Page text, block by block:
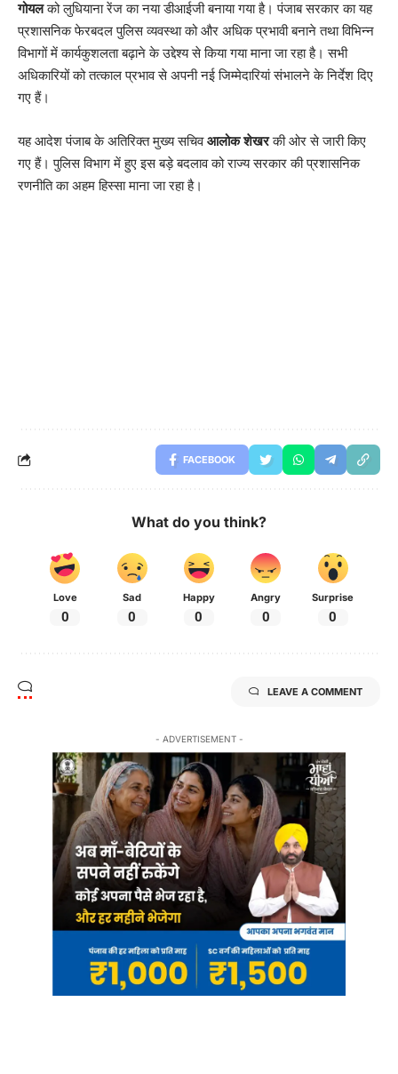
गोयलको लुधियाना रेंज का नया डीआईजी बनाया गया है। पंजाब सरकार का यह
प्रशासनिक फेरबदल पुलिस व्यवस्था को और अधिक प्रभावी बनाने तथा विभिन्न
विभागों में कार्यकुशलता बढ़ाने के उद्देश्य से किया गया माना जा रहा है। सभी
अधिकारियों को तत्काल प्रभाव से अपनी नई जिम्मेदारियां संभालने के निर्देश दिए
गए हैं।
यह आदेश पंजाब के अतिरिक्त मुख्य सचिवआलोक शेखरकी ओर से जारी किए
गए हैं। पुलिस विभाग में हुए इस बड़े बदलाव को राज्य सरकार की प्रशासनिक
रणनीति का अहम हिस्सा माना जा रहा है।
FACEBOOK
What do you think?
Love
0
Sad
0
Happy
0
Angry
0
Surprise
0
LEAVE A COMMENT
- ADVERTISEMENT -